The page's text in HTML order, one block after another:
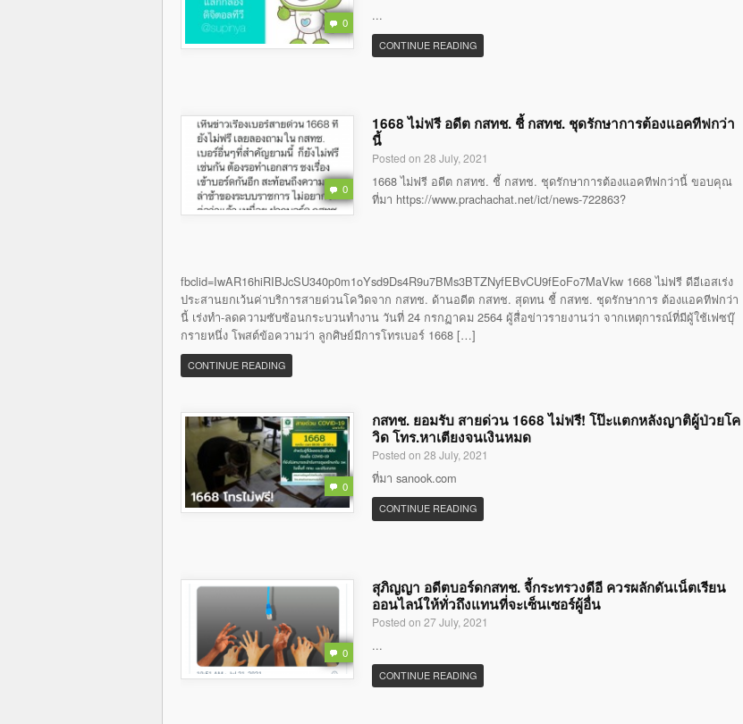
0 ...
CONTINUE READING
0
1668 ไม่ฟรี อดีต กสทช. ชี้ กสทช. ชุดรักษาการต้องแอคทีฟกว่า
นี้
Posted on 28 July, 2021
1668 ไม่ฟรี อดีต กสทช. ชี้ กสทช. ชุดรักษาการต้องแอคทีฟกว่านี้ ขอบคุณ
ที่มา https://www.prachachat.net/ict/news-722863?
fbclid=IwAR16hiRIBJcSU340p0m1oYsd9Ds4R9u7BMs3BTZNyfEBvCU9fEoFo7MaVkw 1668 ไม่ฟรี ดีอีเอสเร่ง
ประสานยกเว้นค่าบริการสายด่วนโควิดจาก กสทช. ด้านอดีต กสทช. สุดทน ชี้ กสทช. ชุดรักษาการ ต้องแอคทีฟกว่า
นี้ เร่งทำ-ลดความซับซ้อนกระบวนทำงาน วันที่ 24 กรกฏาคม 2564 ผู้สื่อข่าวรายงานว่า จากเหตุการณ์ที่มีผู้ใช้เฟซบุ๊
กรายหนึ่ง โพสต์ข้อความว่า ลูกศิษย์มีการโทรเบอร์ 1668 […]
CONTINUE READING
0
กสทช. ยอมรับ สายด่วน 1668 ไม่ฟรี! โป๊ะแตกหลังญาติผู้ป่วยโค
วิด โทร.หาเตียงจนเงินหมด
Posted on 28 July, 2021
ที่มา sanook.com
CONTINUE READING
0
สุภิญญา อดีตบอร์ดกสทช. จี้กระทรวงดีอี ควรผลักดันเน็ตเรียน
ออนไลน์ให้ทั่วถึงแทนที่จะเซ็นเซอร์ผู้อื่น
Posted on 27 July, 2021
...
CONTINUE READING